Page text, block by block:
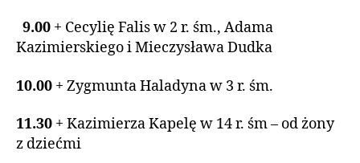
9.00 + Cecylię Falis w 2 r. śm., Adama
Kazimierskiego i Mieczysława Dudka
10.00 + Zygmunta Haladyna w 3 r. śm.
11.30 + Kazimierza Kapelę w 14 r. śm – od żony
z dziećmi